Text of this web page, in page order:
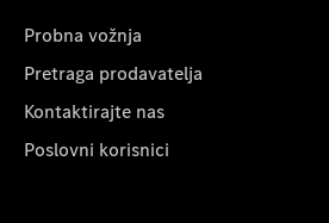
Probna vožnja
Pretraga prodavatelja
Kontaktirajte nas
Poslovni korisnici